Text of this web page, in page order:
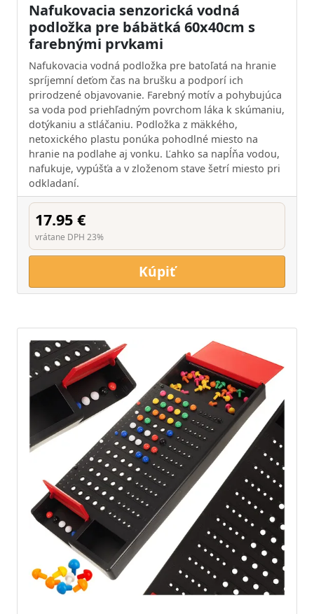
Nafukovacia senzorická vodná
podložka pre bábätká 60x40cm s
farebnými prvkami
Nafukovacia vodná podložka pre batoľatá na hranie
spríjemní deťom čas na brušku a podporí ich
prirodzené objavovanie. Farebný motív a pohybujúca
sa voda pod priehľadným povrchom láka k skúmaniu,
dotýkaniu a stláčaniu. Podložka z mäkkého,
netoxického plastu ponúka pohodlné miesto na
hranie na podlahe aj vonku. Ľahko sa napĺňa vodou,
nafukuje, vypúšťa a v zloženom stave šetrí miesto pri
odkladaní.
17.95 €
vrátane DPH 23%
Kúpiť